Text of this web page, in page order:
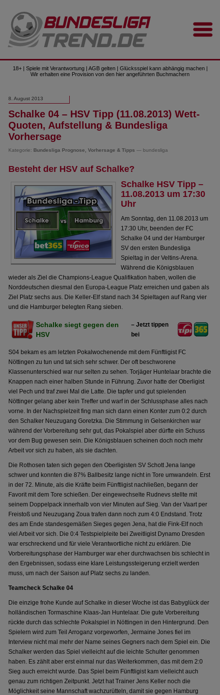
18+ | Spiele mit Verantwortung | AGB gelten | Glücksspiel kann abhängig machen |
Wir erhalten eine Provision von den hier angeführten Buchmachern
8. August 2013
Schalke 04 – HSV Tipp (11.08.2013) Wett-
Quoten, Aufstellung & Bundesliga
Vorhersage
Kategorie: Bundesliga Prognose, Vorhersage & Tipps — bundesliga
Besteht der HSV auf Schalke?
Schalke HSV Tipp –
11.08.2013 um 17:30
Uhr
Am Sonntag, den 11.08.2013 um
17:30 Uhr, beenden der FC
Schalke 04 und der Hamburger
SV den ersten Bundesliga
Spieltag in der Veltins-Arena.
Während die Königsblauen
wieder als Ziel die Champions-League Qualifikation haben, wollen die
Norddeutschen diesmal den Europa-League Platz erreichen und gaben als
Ziel Platz sechs aus. Die Keller-Elf stand nach 34 Spieltagen auf Rang vier
und die Hamburger belegten Rang sieben.
Schalke siegt gegen den
HSV
– Jetzt tippen
bei
S04 bekam es am letzten Pokalwochenende mit dem Fünftligist FC
Nöttingen zu tun und tat sich sehr schwer. Der oft beschworene
Klassenunterschied war nur selten zu sehen. Torjäger Huntelaar brachte die
Knappen nach einer halben Stunde in Führung. Zuvor hatte der Oberligist
viel Pech und traf zwei Mal die Latte. Die tapfer und gut spielenden
Nöttinger gelang aber kein Treffer und warf in der Schlussphase alles nach
vorne. In der Nachspielzeit fing man sich dann einen Konter zum 0:2 durch
den Schalker Neuzugang Goretzka. Die Stimmung in Gelsenkirchen war
während der Vorbereitung sehr gut, das Pokalspiel aber dürfte ein Schuss
vor dem Bug gewesen sein. Die Königsblauen scheinen doch noch mehr
Arbeit vor sich zu haben, als sie dachten.
Die Rothosen taten sich gegen den Oberligisten SV Schott Jena lange
schwer und konnten die 87% Ballbesitz lange nicht in Tore umwandeln. Erst
in der 72. Minute, als die Kräfte beim Fünftligist nachließen, begann der
Favorit mit dem Tore schießen. Der eingewechselte Rudnevs stellte mit
seinem Doppelpack innerhalb von vier Minuten auf Sieg. Van der Vaart per
Freistoß und Neuzugang Zoua trafen dann noch zum 4:0 Endstand. Trotz
des am Ende standesgemäßen Sieges gegen Jena, hat die Fink-Elf noch
viel Arbeit vor sich. Die 0:4 Testspielpleite bei Zweitligist Dynamo Dresden
war erschreckend und für viele Verantwortliche nicht zu erklären. Die
Vorbereitungsphase der Hamburger war eher durchwachsen bis schlecht in
den Ergebnissen, sodass eine klare Leistungssteigerung erzielt werden
muss, um nach der Saison auf Platz sechs zu landen.
Teamcheck Schalke 04
Die einzige frohe Kunde auf Schalke in dieser Woche ist das Babyglück der
holländischen Tormaschine Klaas-Jan Huntelaar. Die gute Vorbereitung
rückte durch das schlechte Pokalspiel in Nöttingen in den Hintergrund. Den
Spielern wird zum Teil Arroganz vorgeworfen, Jermaine Jones fiel im
Interview nicht mal mehr der Name seines Gegners nach dem Spiel ein. Die
Schalker werden das Spiel vielleicht auf die leichte Schulter genommen
haben. Es zählt aber erst einmal nur das Weiterkommen, das mit dem 2:0
Sieg auch erreicht wurde. Das Spiel beim Fünftligist kam vielleicht auch
genau zum richtigen Zeitpunkt. Jetzt hat Trainer Jens Keller noch die
Möglichkeit seine Mannschaft wachzurütteln, damit sie gegen Hamburg